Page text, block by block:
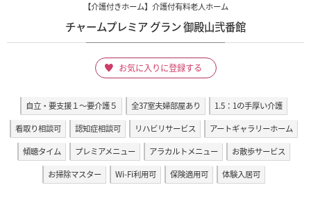
【介護付きホーム】介護付有料老人ホーム
チャームプレミア グラン 御殿山弐番館
お気に入りに登録する
自立・要支援１～要介護５ 全37室夫婦部屋あり
1.5：1の手厚い介護
看取り相談可
認知症相談可 リハビリサービス
アートギャラリーホーム
傾聴タイム
プレミアメニュー アラカルトメニュー
お散歩サービス
お掃除マスター
Wi-Fi利用可 保険適用可 体験入居可